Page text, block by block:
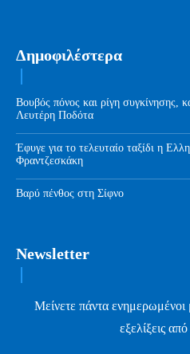
Δημοφιλέστερα
Βουβός πόνος και ρίγη συγκίνησης,
Λευτέρη Ποδότα
Έφυγε για το τελευταίο ταξίδι η
Φραντζεσκάκη
Βαρύ πένθος στη Σίφνο
Newsletter
Μείνετε πάντα ενημερωμένοι
εξελίξεις